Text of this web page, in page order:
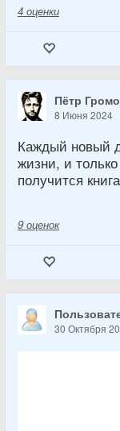
4 оценки
Пётр
8 Июня 2024
Каждый новый
жизни, и
получится
9 оценок
30 Октября